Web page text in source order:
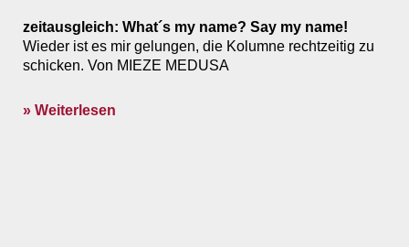
zeitausgleich: What´s my name? Say my name!
Wieder ist es mir gelungen, die Kolumne rechtzeitig zu
schicken. Von MIEZE MEDUSA
» Weiterlesen